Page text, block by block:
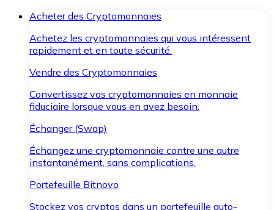
Acheter des Cryptomonnaies
Achetez les cryptomonnaies qui vous intéressent
rapidement et en toute sécurité.
Vendre des Cryptomonnaies
Convertissez vos cryptomonnaies en monnaie
fiduciaire lorsque vous en avez besoin.
Échanger (Swap)
Échangez une cryptomonnaie contre une autre
instantanément, sans complications.
Portefeuille Bitnovo
Stockez vos cryptos dans un portefeuille auto-